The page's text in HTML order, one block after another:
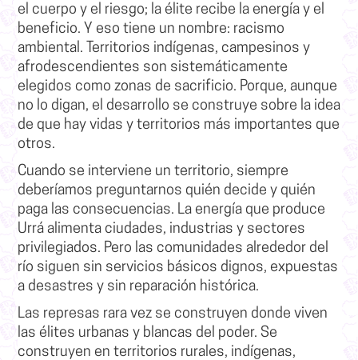
el cuerpo y el riesgo; la élite recibe la energía y el
beneficio. Y eso tiene un nombre: racismo
ambiental. Territorios indígenas, campesinos y
afrodescendientes son sistemáticamente
elegidos como zonas de sacrificio. Porque, aunque
no lo digan, el desarrollo se construye sobre la idea
de que hay vidas y territorios más importantes que
otros.
Cuando se interviene un territorio, siempre
deberíamos preguntarnos quién decide y quién
paga las consecuencias. La energía que produce
Urrá alimenta ciudades, industrias y sectores
privilegiados. Pero las comunidades alrededor del
río siguen sin servicios básicos dignos, expuestas
a desastres y sin reparación histórica.
Las represas rara vez se construyen donde viven
las élites urbanas y blancas del poder. Se
construyen en territorios rurales, indígenas,